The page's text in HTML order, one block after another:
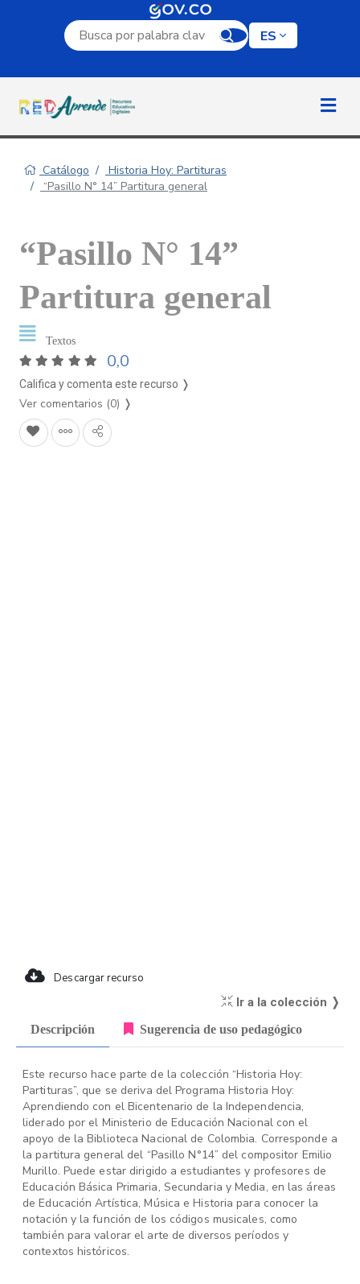
Campo de búsqueda por palabra clave
ES
Catálogo
Historia Hoy: Partituras
“Pasillo N° 14” Partitura general
“Pasillo N° 14”
Partitura general
Textos
0,0
Califica y comenta este recurso ❭
Ver comentarios (0) ❭
Descargar recurso
Ir a la colección ❭
Descripción Sugerencia de uso pedagógico
Este recurso hace parte de la colección “Historia Hoy:
Partituras”, que se deriva del Programa Historia Hoy:
Aprendiendo con el Bicentenario de la Independencia,
liderado por el Ministerio de Educación Nacional con el
apoyo de la Biblioteca Nacional de Colombia. Corresponde a
la partitura general del “Pasillo N°14” del compositor Emilio
Murillo. Puede estar dirigido a estudiantes y profesores de
Educación Básica Primaria, Secundaria y Media, en las áreas
de Educación Artística, Música e Historia para conocer la
notación y la función de los códigos musicales, como
también para valorar el arte de diversos períodos y
contextos históricos.